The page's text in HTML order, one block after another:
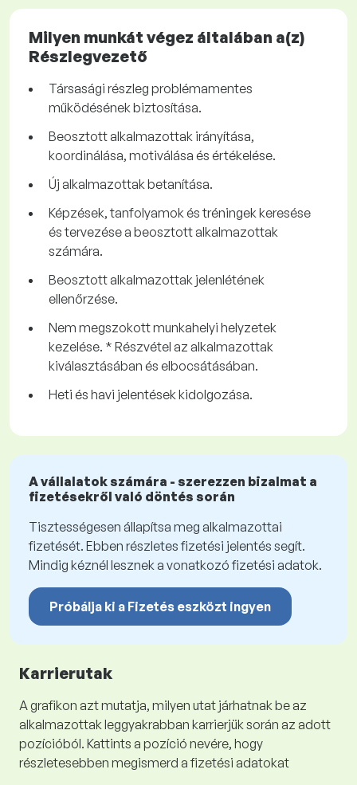
Milyen munkát végez általában a(z)
Részlegvezető
Társasági részleg problémamentes
működésének biztosítása.
Beosztott alkalmazottak irányítása,
koordinálása, motiválása és értékelése.
Új alkalmazottak betanítása.
Képzések, tanfolyamok és tréningek keresése
és tervezése a beosztott alkalmazottak
számára.
Beosztott alkalmazottak jelenlétének
ellenőrzése.
Nem megszokott munkahelyi helyzetek
kezelése. * Részvétel az alkalmazottak
kiválasztásában és elbocsátásában.
Heti és havi jelentések kidolgozása.
A vállalatok számára - szerezzen bizalmat a
fizetésekről való döntés során
Tisztességesen állapítsa meg alkalmazottai
fizetését. Ebben részletes fizetési jelentés segít.
Mindig kéznél lesznek a vonatkozó fizetési adatok.
Próbálja ki a Fizetés eszközt ingyen
Karrierutak
A grafikon azt mutatja, milyen utat járhatnak be az
alkalmazottak leggyakrabban karrierjük során az adott
pozícióból. Kattints a pozíció nevére, hogy
részletesebben megismerd a fizetési adatokat